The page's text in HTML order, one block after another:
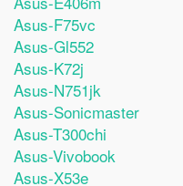
Asus-F75vc
Asus-Gl552
Asus-K72j
Asus-N751jk
Asus-Sonicmaster
Asus-T300chi
Asus-Vivobook
Asus-X53e